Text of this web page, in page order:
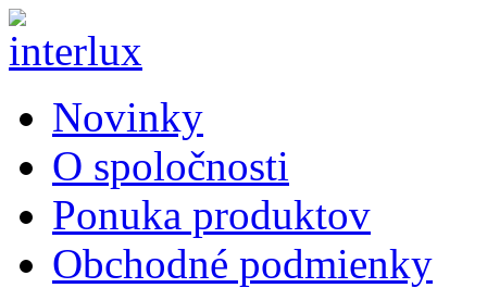
Novinky
O spoločnosti
Ponuka produktov
Obchodné podmienky